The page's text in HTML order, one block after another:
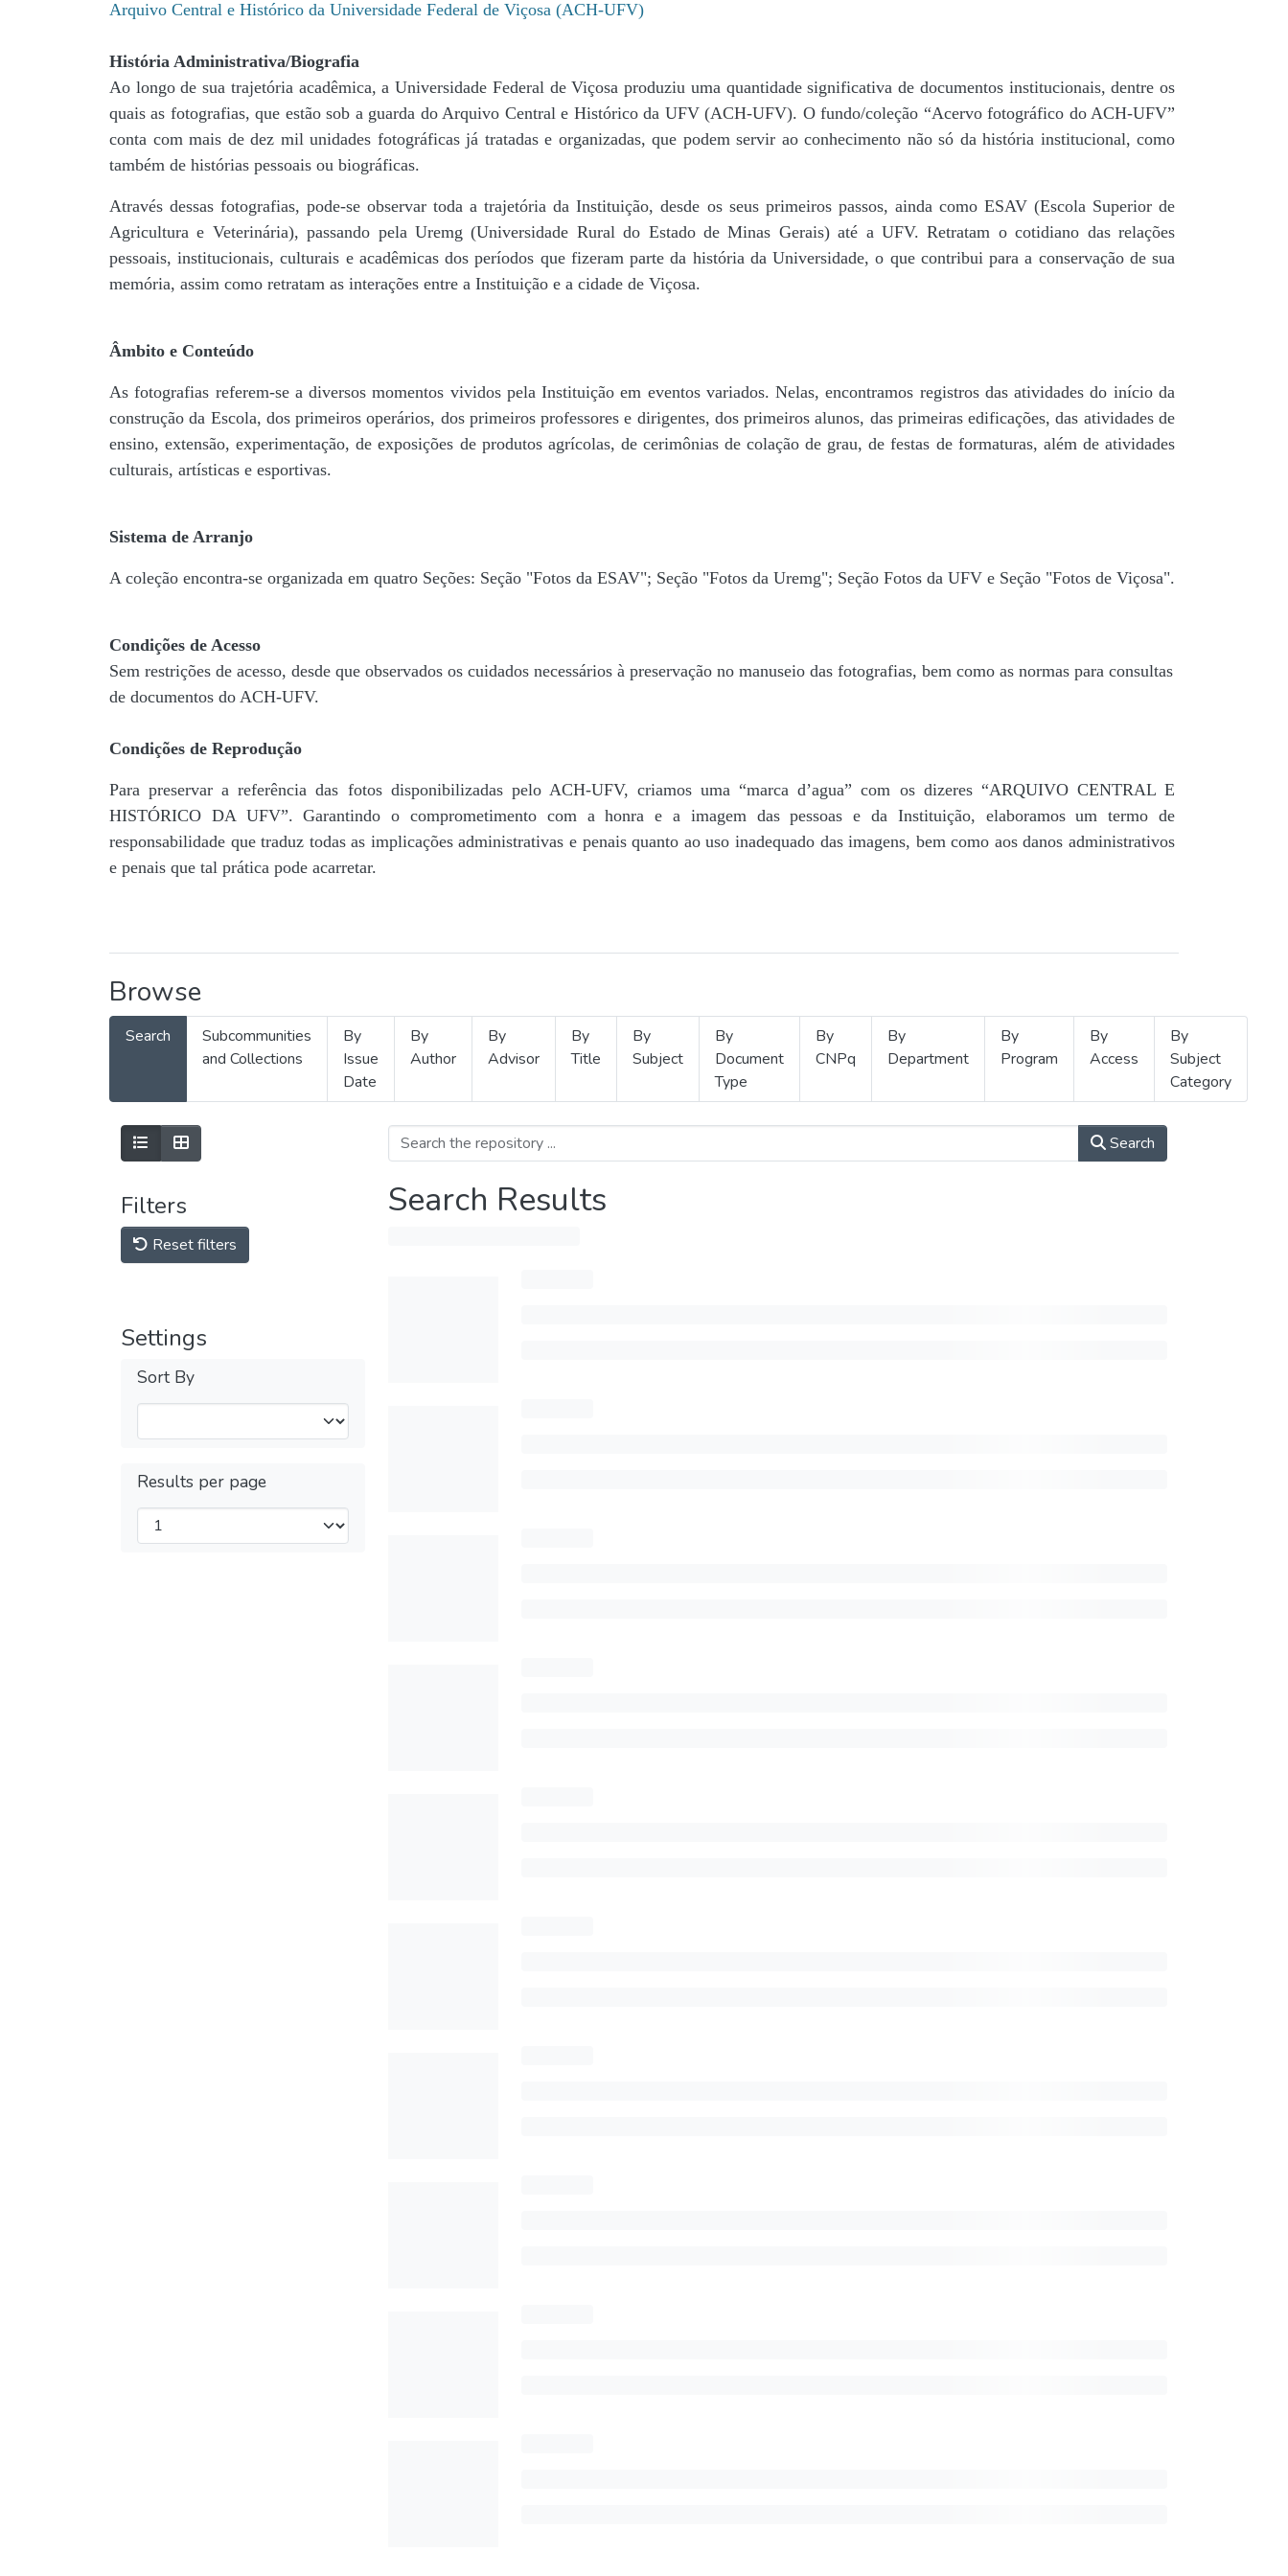
Arquivo Central e Histórico da Universidade Federal de Viçosa (ACH-UFV)
História Administrativa/Biografia
Ao longo de sua trajetória acadêmica, a Universidade Federal de Viçosa produziu uma quantidade significativa de documentos institucionais, dentre os
quais as fotografias, que estão sob a guarda do Arquivo Central e Histórico da UFV (ACH-UFV). O fundo/coleção “Acervo fotográfico do ACH-UFV”
conta com mais de dez mil unidades fotográficas já tratadas e organizadas, que podem servir ao conhecimento não só da história institucional, como
também de histórias pessoais ou biográficas.
Através dessas fotografias, pode-se observar toda a trajetória da Instituição, desde os seus primeiros passos, ainda como ESAV (Escola Superior de
Agricultura e Veterinária), passando pela Uremg (Universidade Rural do Estado de Minas Gerais) até a UFV. Retratam o cotidiano das relações
pessoais, institucionais, culturais e acadêmicas dos períodos que fizeram parte da história da Universidade, o que contribui para a conservação de sua
memória, assim como retratam as interações entre a Instituição e a cidade de Viçosa.
Âmbito e Conteúdo
As fotografias referem-se a diversos momentos vividos pela Instituição em eventos variados. Nelas, encontramos registros das atividades do início da
construção da Escola, dos primeiros operários, dos primeiros professores e dirigentes, ​dos primeiros alunos, das primeiras edificações, das atividades de
ensino, extensão, experimentação, de exposições de produtos agrícolas, de cerimônias de colação de grau, de festas de formaturas, além de atividades
culturais, artísticas e esportivas.
Sistema de Arranjo
A coleção encontra-se organizada em quatro Seções: Seção "Fotos da ESAV"; Seção "Fotos da Uremg"; Seção Fotos da UFV e Seção "Fotos de Viçosa".
Condições de Acesso
Sem restrições de acesso, desde que observados os cuidados necessários à preservação no manuseio das fotografias, bem como as normas para consultas
de documentos do ACH-UFV.
Condições de Reprodução
Para preservar a referência das fotos disponibilizadas pelo ACH-UFV, criamos uma “marca d’agua” com os dizeres “ARQUIVO CENTRAL E
HISTÓRICO DA UFV”. Garantindo o comprometimento com a honra e a imagem das pessoas e da Instituição, elaboramos um termo de
responsabilidade que traduz todas as implicações administrativas e penais quanto ao uso inadequado das imagens, bem como aos danos administrativos
e penais que tal prática pode acarretar.
Browse
Search
Subcommunities
and Collections
By
Issue
Date
By
Author
By
Advisor
By
Title
By
Subject
By
Document
Type
By
CNPq
By
Department
By
Program
By
Access
By
Subject
Category
Filters
Reset filters
Settings
Sort By
Results per page
Search
Search Results